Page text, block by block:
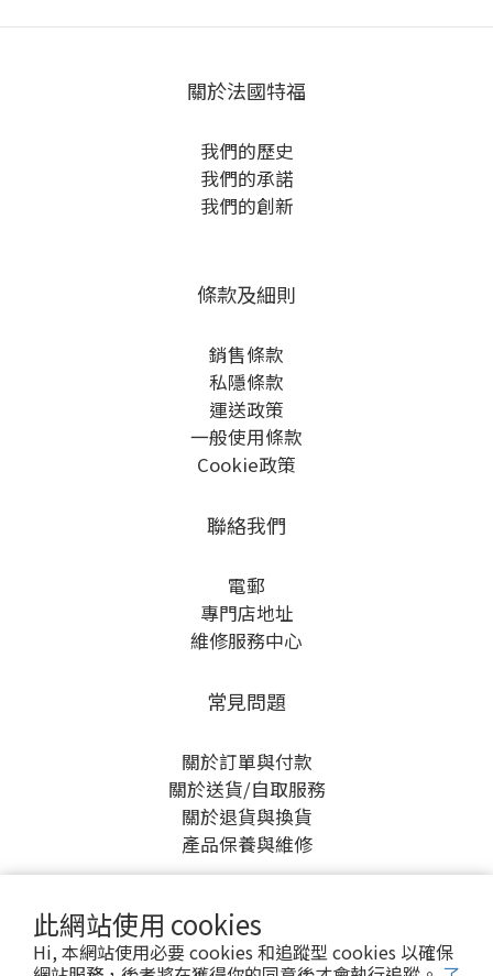
此網站使用 cookies
Hi, 本網站使用必要 cookies 和追蹤型 cookies 以確保
關於法國特福
我們的歷史
我們的承諾
我們的創新
條款及細則
銷售條款
私隱條款
運送政策
一般使用條款
Cookie政策
聯絡我們
電郵
專門店地址
維修服務中心
常見問題
關於訂單與付款
關於送貨/自取服務
關於退貨與換貨
產品保養與維修